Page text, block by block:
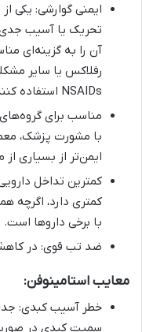
ایمنی گوارشی: یکی
تحریک یا آسیب
آن را به گزینه‌ای
رفلاکس یا سایر
NSAIDs استفاده کنند.
مناسب برای
با مشورت پزشک،
ایمن‌تر از بسیاری
کمتری دارد، اگرچه
با برخی داروها است.
ضد تب قوی: در
معایب استامینوفن:
خطر آسیب کبدی:
سمیت کبدی در